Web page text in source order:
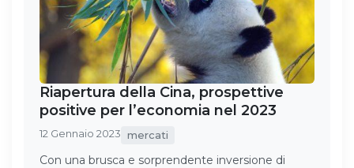
Riapertura della Cina, prospettive
positive per l’economia nel 2023
12 Gennaio 2023 mercati
Con una brusca e sorprendente inversione di